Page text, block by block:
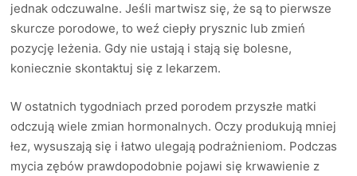
jednak odczuwalne. Jeśli martwisz się, że są to pierwsze
skurcze porodowe, to weź ciepły prysznic lub zmień
pozycję leżenia. Gdy nie ustają i stają się bolesne,
koniecznie skontaktuj się z lekarzem.
W ostatnich tygodniach przed porodem przyszłe matki
odczują wiele zmian hormonalnych. Oczy produkują mniej
łez, wysuszają się i łatwo ulegają podrażnieniom. Podczas
mycia zębów prawdopodobnie pojawi się krwawienie z